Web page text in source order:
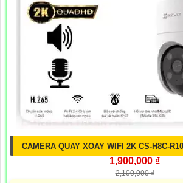
CAMERA QUAY XOAY WIFI 2K CS-H8C-
1,900,000 ₫
2,100,000 ₫